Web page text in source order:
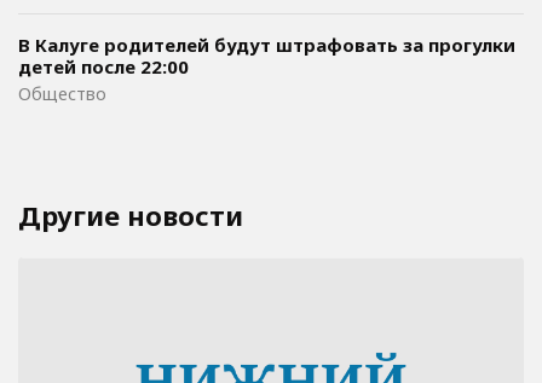
В Калуге родителей будут штрафовать за прогулки
детей после 22:00
Общество
Другие новости